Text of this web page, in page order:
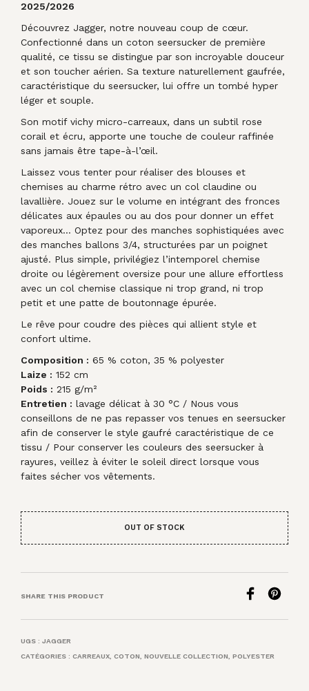
2025/2026
Découvrez Jagger, notre nouveau coup de cœur.
Confectionné dans un coton seersucker de première
qualité, ce tissu se distingue par son incroyable douceur
et son toucher aérien. Sa texture naturellement gaufrée,
caractéristique du seersucker, lui offre un tombé hyper
léger et souple.
Son motif vichy micro-carreaux, dans un subtil rose
corail et écru, apporte une touche de couleur raffinée
sans jamais être tape-à-l’œil.
Laissez vous tenter pour réaliser des blouses et
chemises au charme rétro avec un col claudine ou
lavallière. Jouez sur le volume en intégrant des fronces
délicates aux épaules ou au dos pour donner un effet
vaporeux… Optez pour des manches sophistiquées avec
des manches ballons 3/4, structurées par un poignet
ajusté. Plus simple, privilégiez l’intemporel chemise
droite ou légèrement oversize pour une allure effortless
avec un col chemise classique ni trop grand, ni trop
petit et une patte de boutonnage épurée.
Le rêve pour coudre des pièces qui allient style et
confort ultime.
Composition : 65 % coton, 35 % polyester
Laize : 152 cm
Poids : 215 g/m²
Entretien : lavage délicat à 30 °C / Nous vous
conseillons de ne pas repasser vos tenues en seersucker
afin de conserver le style gaufré caractéristique de ce
tissu / Pour conserver les couleurs des seersucker à
rayures, veillez à éviter le soleil direct lorsque vous
faites sécher vos vêtements.
OUT OF STOCK
SHARE THIS PRODUCT
UGS : JAGGER
CATÉGORIES : CARREAUX, COTON, NOUVELLE COLLECTION, POLYESTER